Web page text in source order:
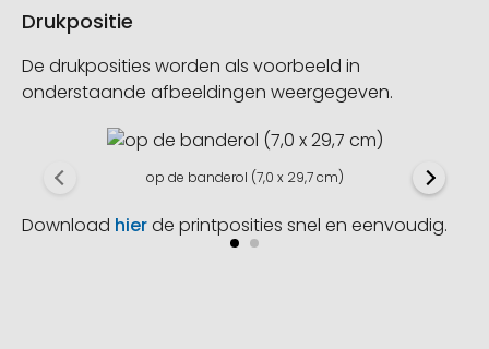
Drukpositie
De drukposities worden als voorbeeld in
onderstaande afbeeldingen weergegeven.
op de banderol (7,0 x 29,7 cm)
Download hierde printposities snel en eenvoudig.